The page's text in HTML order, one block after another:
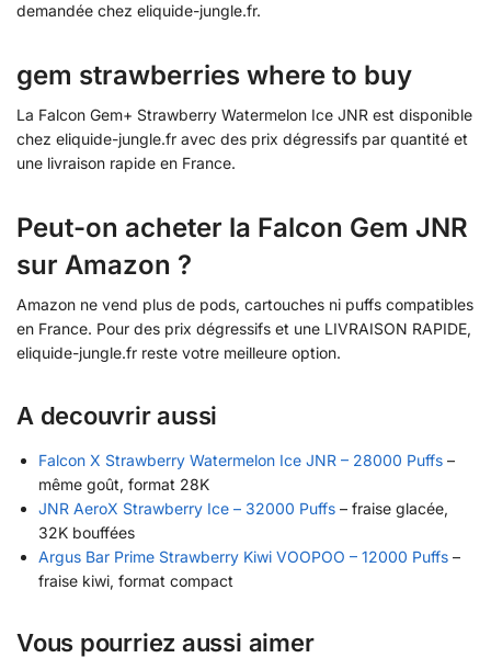
demandée chez eliquide-jungle.fr.
gem strawberries where to buy
La Falcon Gem+ Strawberry Watermelon Ice JNR est disponible
chez eliquide-jungle.fr avec des prix dégressifs par quantité et
une livraison rapide en France.
Peut-on acheter la Falcon Gem JNR
sur Amazon ?
Amazon ne vend plus de pods, cartouches ni puffs compatibles
en France. Pour des prix dégressifs et une LIVRAISON RAPIDE,
eliquide-jungle.fr reste votre meilleure option.
A decouvrir aussi
Falcon X Strawberry Watermelon Ice JNR – 28000 Puffs –
même goût, format 28K
JNR AeroX Strawberry Ice – 32000 Puffs – fraise glacée,
32K bouffées
Argus Bar Prime Strawberry Kiwi VOOPOO – 12000 Puffs –
fraise kiwi, format compact
Vous pourriez aussi aimer